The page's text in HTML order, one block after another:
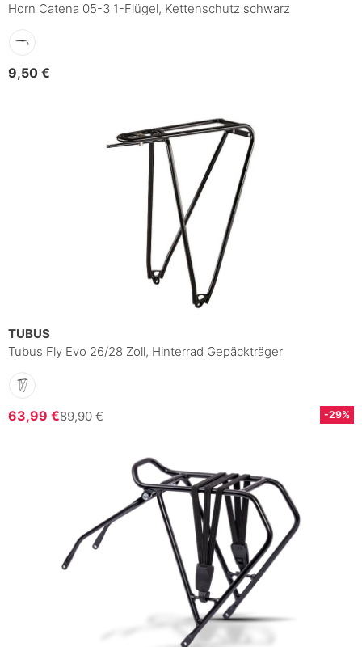
Horn Catena 05-3 1-Flügel, Kettenschutz schwarz
9,50 €
TUBUS
Tubus Fly Evo 26/28 Zoll, Hinterrad Gepäckträger
63,99 €89,90 € -29%